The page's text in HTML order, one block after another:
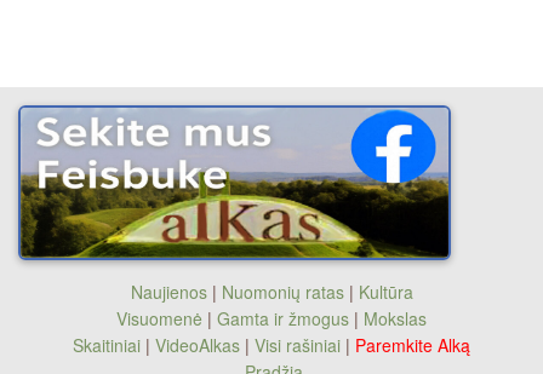
Naujienos| Nuomonių ratas| Kultūra
Visuomenė | Gamta ir žmogus | Mokslas
Skaitiniai | VideoAlkas | Visi rašiniai | Paremkite Alką